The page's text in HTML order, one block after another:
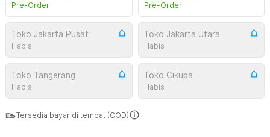
Pre-Order Pre-Order
Toko Jakarta Pusat
Habis
Toko Jakarta Utara
Habis
Toko Tangerang
Habis
Toko Cikupa
Habis
Tersedia bayar di tempat (COD)